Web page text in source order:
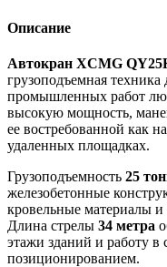
Описание
Автокран XCMG
грузоподъемная
промышленных работ
высокую мощность,
ее востребованной как
удаленных площадках.
Грузоподъемность 25
железобетонные
кровельные материалы и
Длина стрелы 34 метра
этажи зданий и работу
позиционированием.